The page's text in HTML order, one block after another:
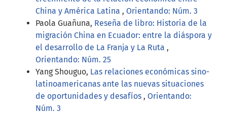
China y América Latina , Orientando: Núm. 3
Paola Guañuna, Reseña de libro: Historia de la
migración China en Ecuador: entre la diáspora y
el desarrollo de La Franja y La Ruta ,
Orientando: Núm. 25
Yang Shouguo, Las relaciones económicas sino-
latinoamericanas ante las nuevas situaciones
de oportunidades y desafíos , Orientando:
Núm. 3